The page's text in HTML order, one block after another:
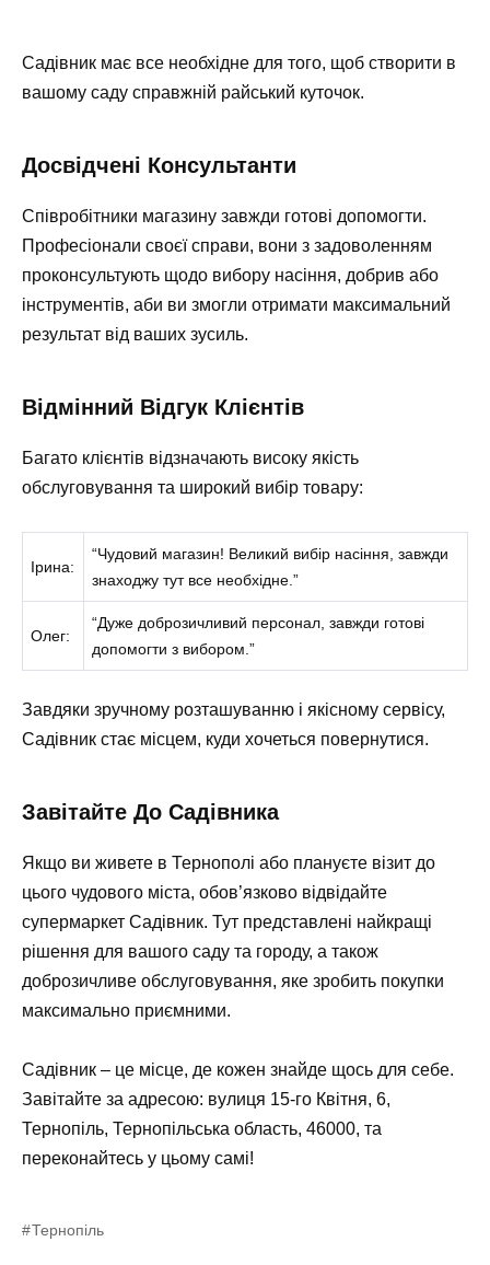
Садівник має все необхідне для того, щоб створити в
вашому саду справжній райський куточок.
Досвідчені Консультанти
Співробітники магазину завжди готові допомогти.
Професіонали своєї справи, вони з задоволенням
проконсультують щодо вибору насіння, добрив або
інструментів, аби ви змогли отримати максимальний
результат від ваших зусиль.
Відмінний Відгук Клієнтів
Багато клієнтів відзначають високу якість
обслуговування та широкий вибір товару:
Ірина:
“Чудовий магазин! Великий вибір насіння, завжди
знаходжу тут все необхідне.”
Олег:
“Дуже доброзичливий персонал, завжди готові
допомогти з вибором.”
Завдяки зручному розташуванню і якісному сервісу,
Садівник стає місцем, куди хочеться повернутися.
Завітайте До Садівника
Якщо ви живете в Тернополі або плануєте візит до
цього чудового міста, обов’язково відвідайте
супермаркет Садівник. Тут представлені найкращі
рішення для вашого саду та городу, а також
доброзичливе обслуговування, яке зробить покупки
максимально приємними.
Садівник – це місце, де кожен знайде щось для себе.
Завітайте за адресою: вулиця 15-го Квітня, 6,
Тернопіль, Тернопільська область, 46000, та
переконайтесь у цьому самі!
Тернопіль